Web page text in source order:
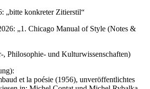
„bitte konkreter Zitierstil“
„1. Chicago Manual of Style (Notes &
, Philosophie- und Kulturwissenschaften)
et la poésie (1956), unveröffentlichtes